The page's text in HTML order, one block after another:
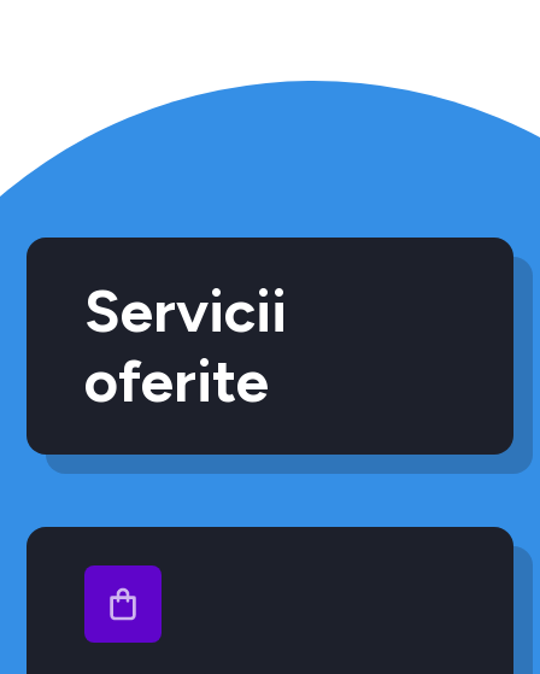
Servicii
oferite